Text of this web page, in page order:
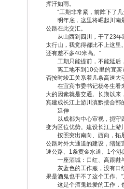
挥汗如雨。
“工期非常紧，前阵下了几
明年底，这里将崛起川南最
公路在此交汇。
从山西到四川，干了23年路
太行山，我觉得都比不上这里
还有差不多40米高。”
工期只能提前，不能延后，
离工地不到10公里的宜宾市
否按时竣工关系着几条高速大
在宜宾市委书记杨冬生看来
大的因素就是交通。长期以
宾建成长江上游川滇黔接合部
延伸
以成都为中心审视，扼守四
变为区位优势。建设长江上游
按照突出南向、西向，拓展
公路对外大通道的建设，缩短
速公路、1条黄金水道、1个
一座酒城：口红、高跟鞋
灰蓝色的工作服，没有口红
果是酒鬼也干不了这个工作。
这是个酒鬼最爱的工作，也